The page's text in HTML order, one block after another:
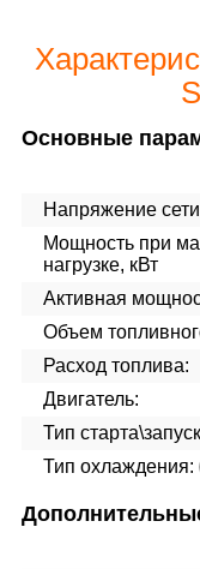
Основные
Напряжение
Мощность при
нагрузке, кВт
Активная
Объем
Расход топлива:
Двигатель:
Тип
Тип охлаждения: